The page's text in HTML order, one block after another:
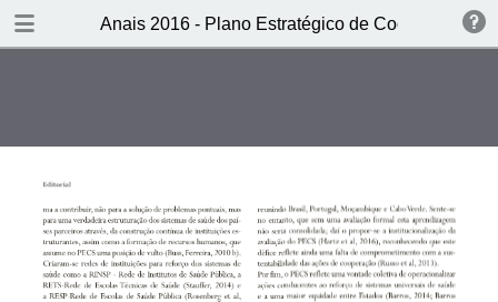
Anais 2016 - Plano Estratégico de Cooperação
DOWNLOAD
Ficha técnica